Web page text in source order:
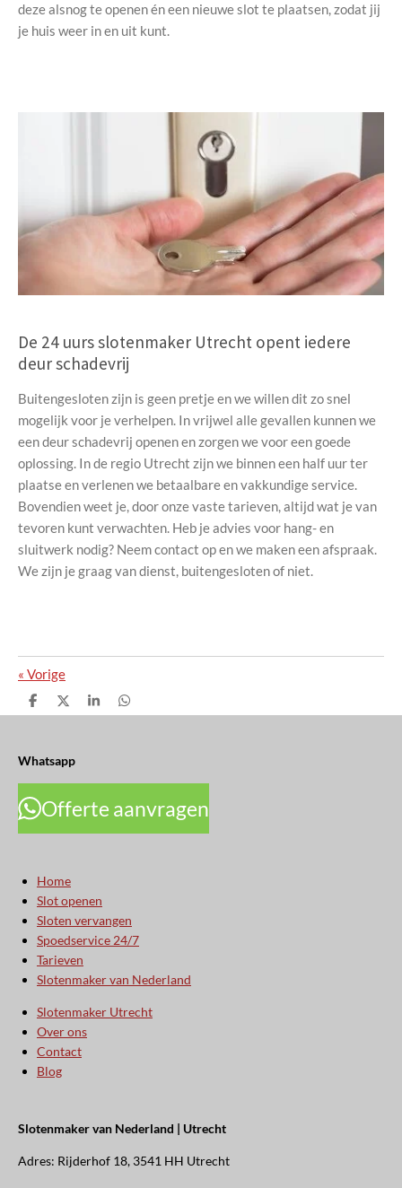
deze alsnog te openen én een nieuwe slot te plaatsen, zodat jij
je huis weer in en uit kunt.
De 24 uurs slotenmaker Utrecht opent iedere
deur schadevrij
Buitengesloten zijn is geen pretje en we willen dit zo snel
mogelijk voor je verhelpen. In vrijwel alle gevallen kunnen we
een deur schadevrij openen en zorgen we voor een goede
oplossing. In de regio Utrecht zijn we binnen een half uur ter
plaatse en verlenen we betaalbare en vakkundige service.
Bovendien weet je, door onze vaste tarieven, altijd wat je van
tevoren kunt verwachten. Heb je advies voor hang- en
sluitwerk nodig? Neem contact op en we maken een afspraak.
We zijn je graag van dienst, buitengesloten of niet.
« Vorige
D
e
n
D
e
S
h
D
e
Whatsapp
Offerte aanvragen
Home
Slot openen
Sloten vervangen
Spoedservice 24/7
Tarieven
Slotenmaker van Nederland
Slotenmaker Utrecht
Over ons
Contact
Blog
Slotenmaker van Nederland | Utrecht
Adres: Rijderhof 18, 3541 HH Utrecht